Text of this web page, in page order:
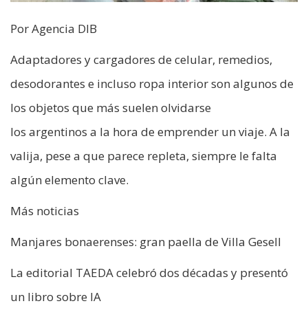
Por Agencia DIB
Adaptadores y cargadores de celular, remedios,
desodorantes e incluso ropa interior son algunos de
los objetos que más suelen olvidarse
los argentinos a la hora de emprender un viaje. A la
valija, pese a que parece repleta, siempre le falta
algún elemento clave.
Más noticias
Manjares bonaerenses: gran paella de Villa Gesell
La editorial TAEDA celebró dos décadas y presentó
un libro sobre IA